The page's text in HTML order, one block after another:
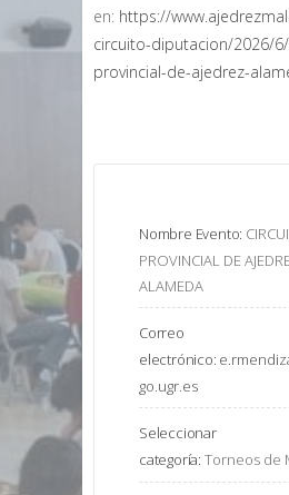
en: https://
circuito-diputacion/2026/
provincial-de-ajedrez-
Nombre Evento:
PROVINCIAL DE
ALAMEDA
Correo
electrónico:
go.ugr.es
Seleccionar
categoría: Torneos de